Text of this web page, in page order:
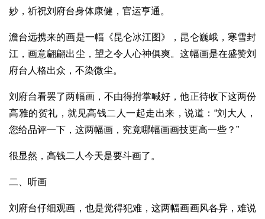
妙，祈祝刘府台身体康健，官运亨通。
澹台远携来的画是一幅《昆仑冰江图》，昆仑巍峨，寒雪封
江，画意翩翩出尘，望之令人心神俱爽。这幅画是在盛赞刘
府台人格出众，不染微尘。
刘府台看罢了两幅画，不由得拊掌喊好，他正待收下这两份
高雅的贺礼，就见高钱二人一起走出来，说道：“刘大人，
您给品评一下，这两幅画，究竟哪幅画画技更高一些？”
很显然，高钱二人今天是要斗画了。
二、听画
刘府台仔细观画，也是觉得犯难，这两幅画画风各异，难说